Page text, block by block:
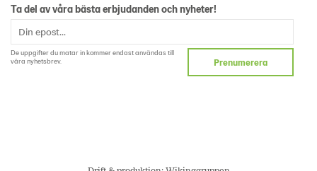
Ta del av våra bästa erbjudanden och nyheter!
De uppgifter du matar in kommer endast användas till
våra nyhetsbrev.
Prenumerera